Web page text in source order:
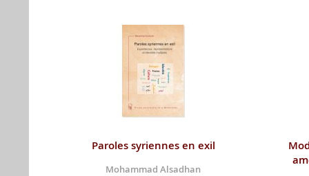
Paroles syriennes en exil
Mohammad Alsadhan